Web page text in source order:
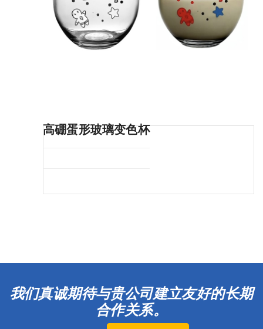
高硼蛋形玻璃变色杯
我们真诚期待与贵公司建立友好的长期
合作关系。